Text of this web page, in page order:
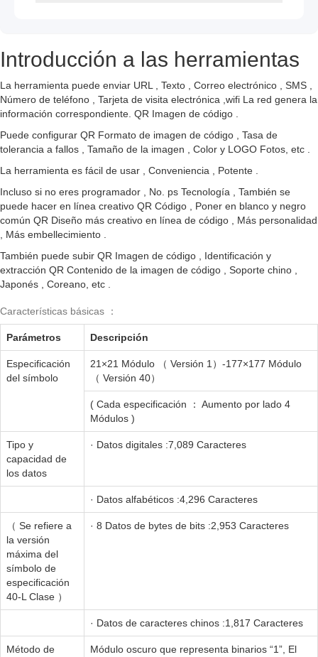
Introducción a las herramientas
La herramienta puede enviar URL , Texto , Correo electrónico , SMS ,
Número de teléfono , Tarjeta de visita electrónica ,wifi La red genera la
información correspondiente. QR Imagen de código .
Puede configurar QR Formato de imagen de código , Tasa de
tolerancia a fallos , Tamaño de la imagen , Color y LOGO Fotos, etc .
La herramienta es fácil de usar , Conveniencia , Potente .
Incluso si no eres programador , No. ps Tecnología , También se
puede hacer en línea creativo QR Código , Poner en blanco y negro
común QR Diseño más creativo en línea de código , Más personalidad
, Más embellecimiento .
También puede subir QR Imagen de código , Identificación y
extracción QR Contenido de la imagen de código , Soporte chino ,
Japonés , Coreano, etc .
Características básicas ：
Parámetros Descripción
Especificación
del símbolo
21×21 Módulo （ Versión 1）-177×177 Módulo
（ Versión 40）
( Cada especificación ： Aumento por lado 4
Módulos )
Tipo y
capacidad de
los datos
· Datos digitales :7,089 Caracteres
· Datos alfabéticos :4,296 Caracteres
（ Se refiere a
la versión
máxima del
símbolo de
especificación
40-L Clase ）
· 8 Datos de bytes de bits :2,953 Caracteres
· Datos de caracteres chinos :1,817 Caracteres
Método de
Módulo oscuro que representa binarios “1”, El